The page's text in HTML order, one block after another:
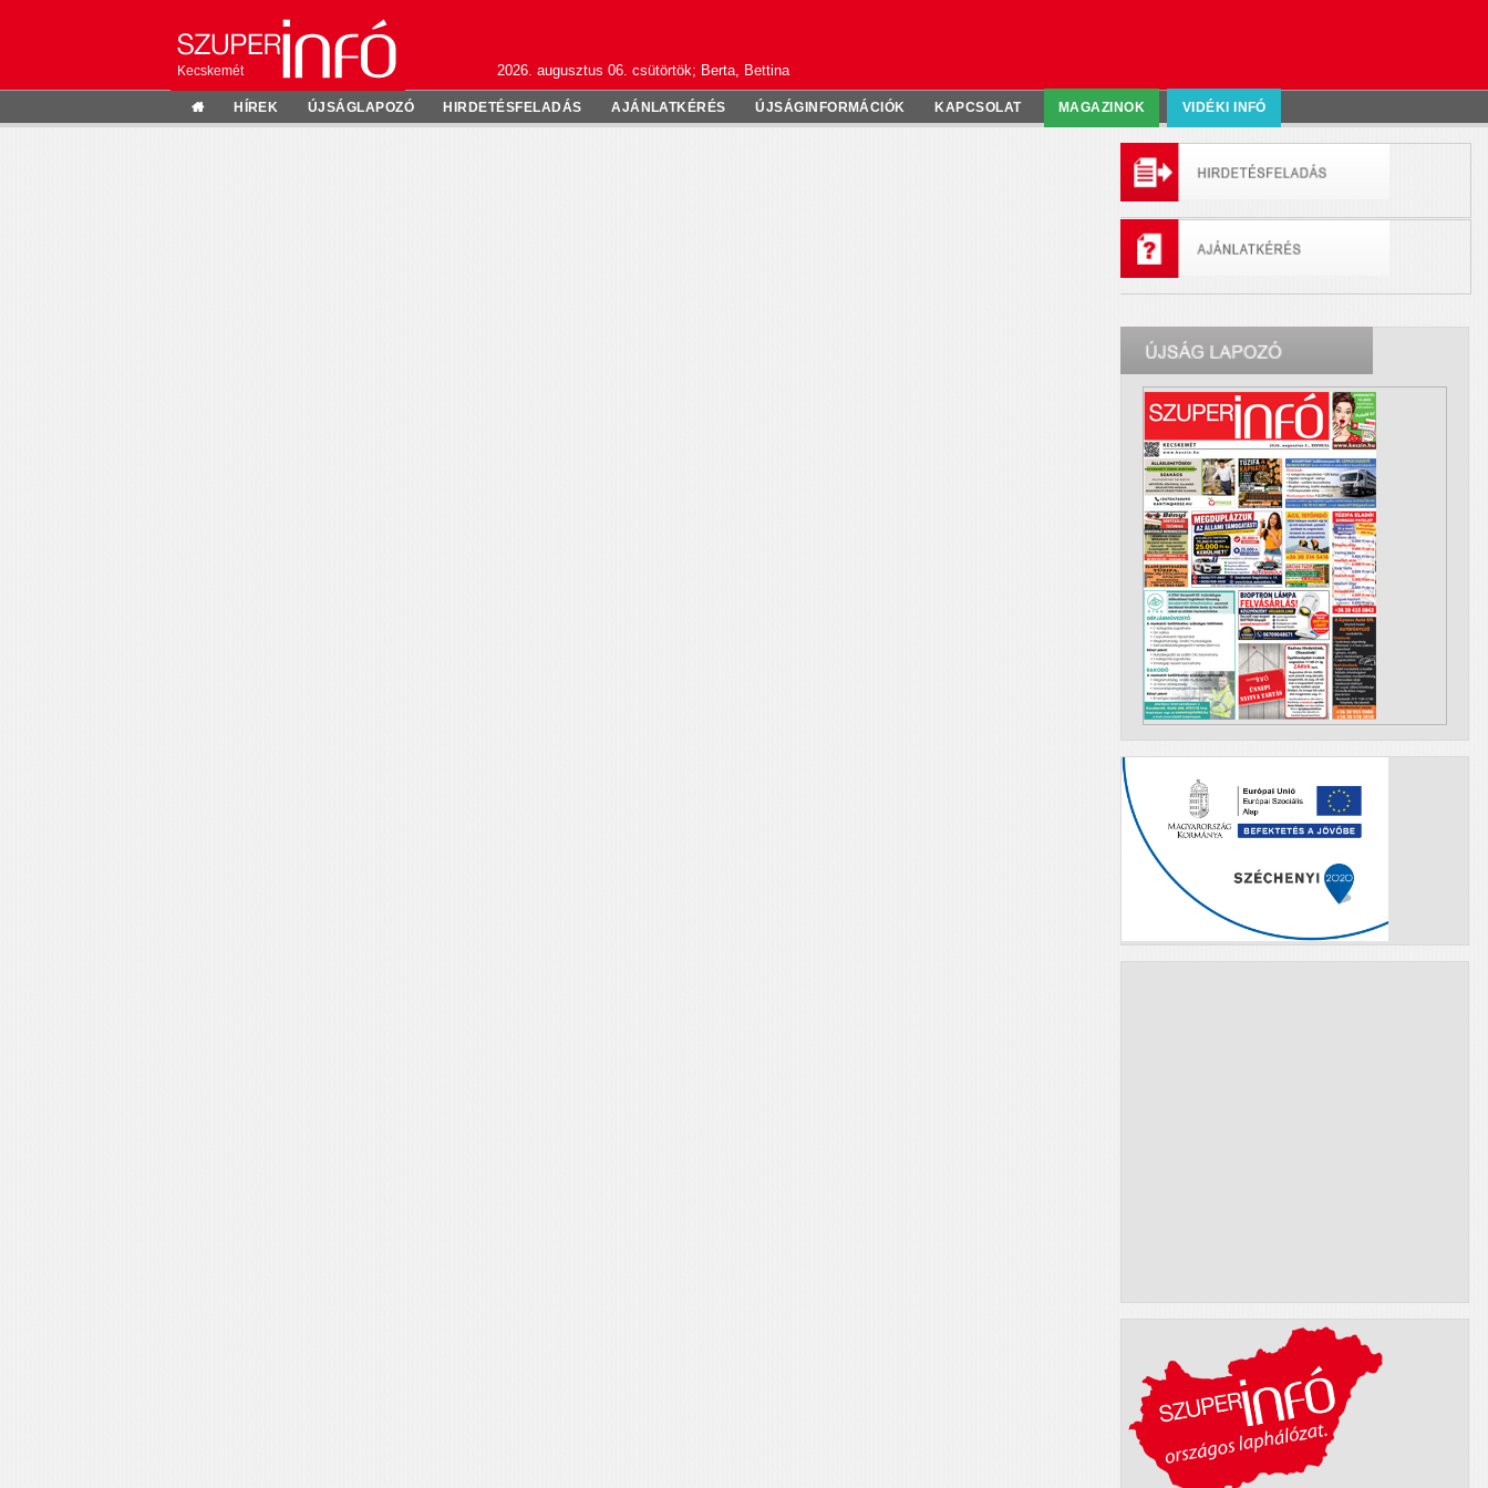
Kecskemét 2026. augusztus 06. csütörtök; Berta, Bettina
HÍREK ÚJSÁGLAPOZÓ HIRDETÉSFELADÁS AJÁNLATKÉRÉS ÚJSÁGINFORMÁCIÓK KAPCSOLAT MAGAZINOK VIDÉKI INFÓ